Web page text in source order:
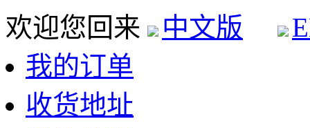
欢迎您回来 中文版
我的订单
收货地址